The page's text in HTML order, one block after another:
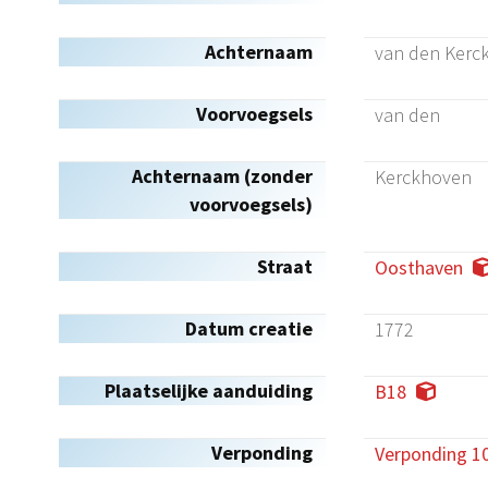
Achternaam van den
Voorvoegsels van den
Achternaam (zonder
voorvoegsels)
Kerckhoven
Straat Oosthaven
Datum creatie 1772
Plaatselijke aanduiding B18
Verponding Verponding